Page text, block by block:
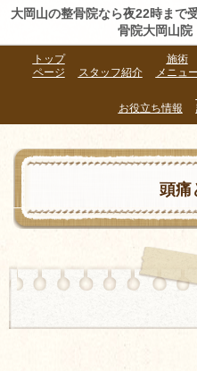
大岡山の整骨院なら夜22時まで
骨院大岡山院
トップ
ページ
スタッフ紹介
施術
メニュー
お役立ち情報
頭痛